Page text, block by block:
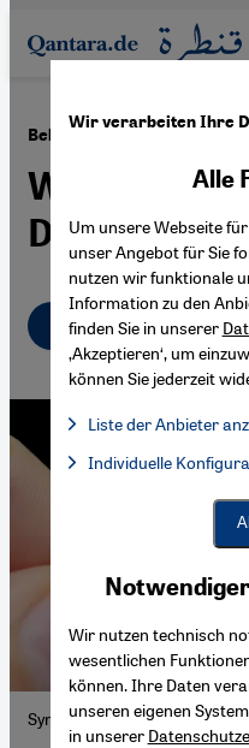
Direkt zum Inhalt springen
Bekenntnisse eines Ex-
Wie wird ein
Deutsch English
Symbolbild Terror
Wir verarbeiten Ihre
Wir nutzen technisch
wesentlichen
können. Ihre Daten
unseren eigenen
in unserer
Alle
Um unsere Webseite
unser Angebot für Sie
nutzen wir funktionale
Information zu den
finden Sie in unserer
‚Akzeptieren‘, um
können Sie jederzeit
Liste der Anbieter
Facebook Embed /
Facebook Embed /
Google Maps Embed
Individuelle